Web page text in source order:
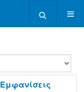
Εμφανίσεις